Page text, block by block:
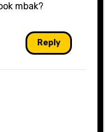
mbak?
Reply